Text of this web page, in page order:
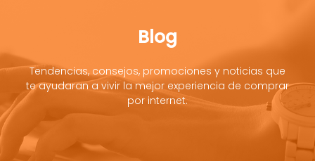
Blog
Tendencias, consejos, promociones y noticias que
te ayudaran a vivir la mejor experiencia de comprar
por internet.